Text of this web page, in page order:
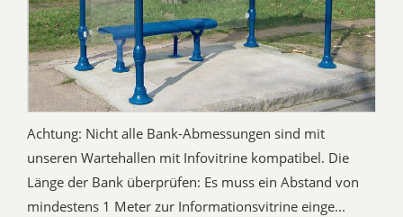
Achtung: Nicht alle Bank-Abmessungen sind mit
unseren Wartehallen mit Infovitrine kompatibel. Die
Länge der Bank überprüfen: Es muss ein Abstand von
mindestens 1 Meter zur Informationsvitrine einge...